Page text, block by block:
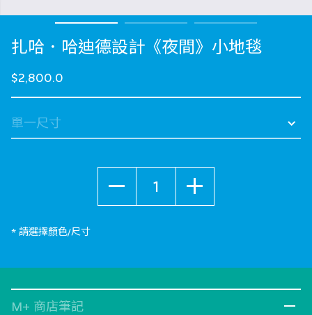
扎哈．哈迪德設計《夜間》小地毯
$2,800.0
* 請選擇顏色/尺寸
M+ 商店筆記